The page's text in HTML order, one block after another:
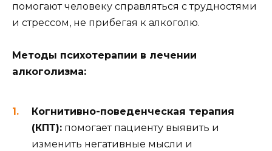
помогают человеку справляться с трудностями
и стрессом, не прибегая к алкоголю.
Методы психотерапии в лечении
алкоголизма:
Когнитивно-поведенческая терапия
(КПТ): помогает пациенту выявить и
изменить негативные мысли и